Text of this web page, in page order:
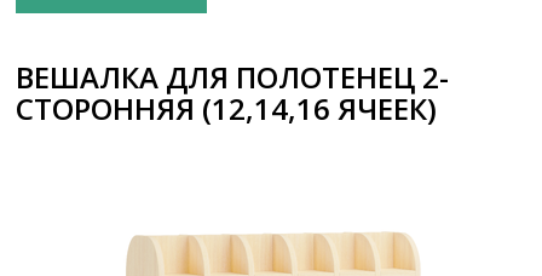
ВЕШАЛКА ДЛЯ ПОЛОТЕНЕЦ 2-
СТОРОННЯЯ (12,14,16 ЯЧЕЕК)